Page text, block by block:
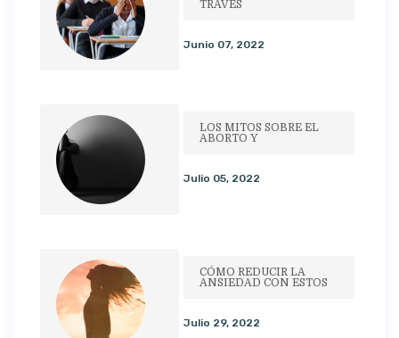
TRAVÉS
Junio 07, 2022
LOS MITOS SOBRE EL
ABORTO Y
Julio 05, 2022
CÓMO REDUCIR LA
ANSIEDAD CON ESTOS
Julio 29, 2022